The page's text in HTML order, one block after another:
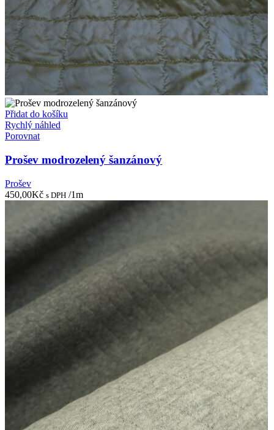
Přidat do košíku
Rychlý náhled
Porovnat
Prošev modrozelený šanzánový
Prošev
450,00Kč s DPH /1m